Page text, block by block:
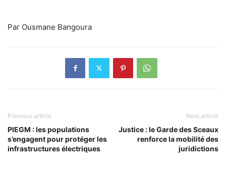
Par Ousmane Bangoura
Previous article
PIEGM : les populations
s’engagent pour protéger les
infrastructures électriques
Next article
Justice : le Garde des Sceaux
renforce la mobilité des
juridictions